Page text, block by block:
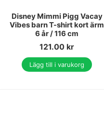
Disney Mimmi Pigg Vacay
Vibes barn T-shirt kort ärm
6 år / 116 cm
121.00 kr
Lägg till i varukorg